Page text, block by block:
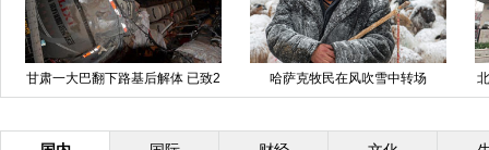
甘肃一大巴翻下路基后解体 已致2
死多伤
哈萨克牧民在风吹雪中转场